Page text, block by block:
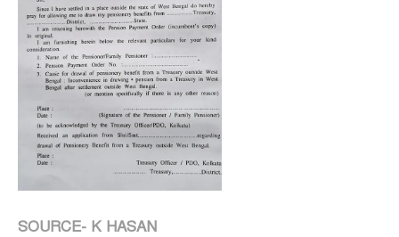
SOURCE- K HASAN